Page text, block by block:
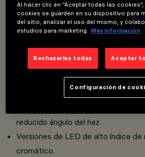
cambio de los refractores y los
manera segura.
Posibilidad de instalación de hasta
planos y uno exterior en el mismo
Realizado en aluminio fundido a
reducido ángulo del haz.
Versiones de LED de alto índice de
cromático.
Al hacer clic en “Aceptar todas las
cookies se guarden en su dispositivo para
del sitio, analizar el uso del mismo, y
estudios para marketing.
Más información
Rechazarlas todas Aceptar
Configuración de